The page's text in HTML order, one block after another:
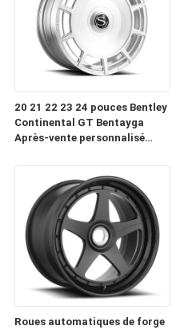
20 21 22 23 24 pouces Bentley
Continental GT Bentayga
Après-vente personnalisé
Roues automatiques de forge